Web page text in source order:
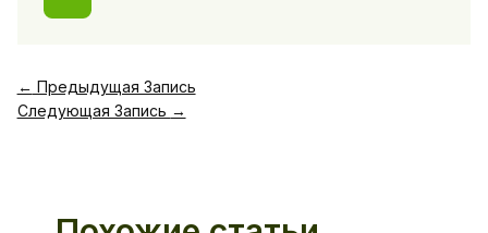
← Предыдущая Запись
Следующая Запись →